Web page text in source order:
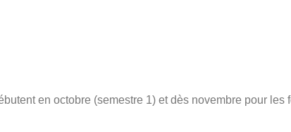
en octobre (semestre 1) et dès novembre pour les